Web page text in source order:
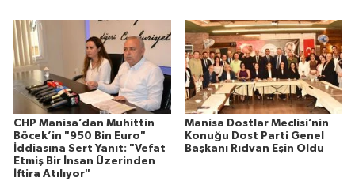
CHP Manisa’dan Muhittin
Böcek’in "950 Bin Euro"
İddiasına Sert Yanıt: "Vefat
Etmiş Bir İnsan Üzerinden
İftira Atılıyor"
Manisa Dostlar Meclisi’nin
Konuğu Dost Parti Genel
Başkanı Rıdvan Eşin Oldu